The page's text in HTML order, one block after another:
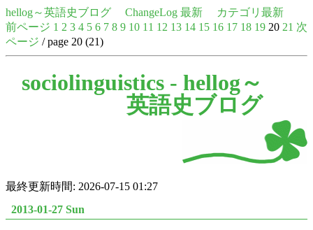
hellog～英語史ブログ ChangeLog 最新
カテゴリ最新
前ページ 1 2 3 4 5 6 7 8 9 10 11 12 13 14 15 16 17 18 19 20 21 次
ページ / page 20 (21)
sociolinguistics - hellog～
英語史ブログ
最終更新時間: 2026-07-15 01:27
2013-01-27 Sun